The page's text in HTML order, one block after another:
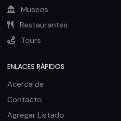
Museos
Restaurantes
Tours
ENLACES RÁPIDOS
Acerca de
Contacto
Agregar Listado